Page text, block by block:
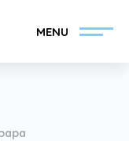
MENU